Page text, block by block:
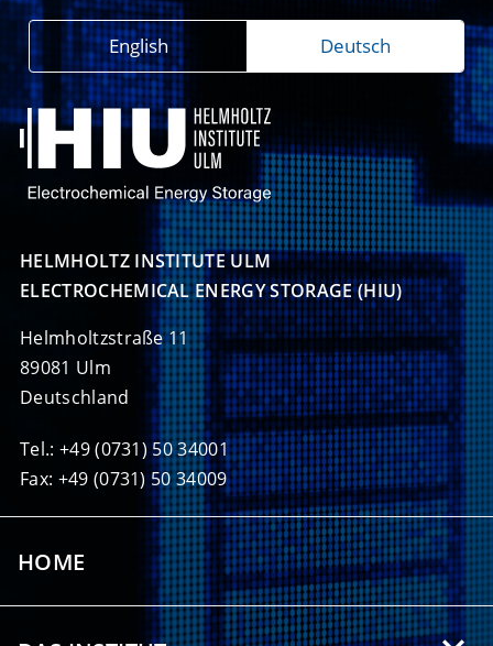
HELMHOLTZ INSTITUTE ULM
ELECTROCHEMICAL ENERGY STORAGE (HIU)
Helmholtzstraße 11
89081 Ulm
Deutschland
Tel.: +49 (0731) 50 34001
Fax: +49 (0731) 50 34009
English Deutsch
HOME